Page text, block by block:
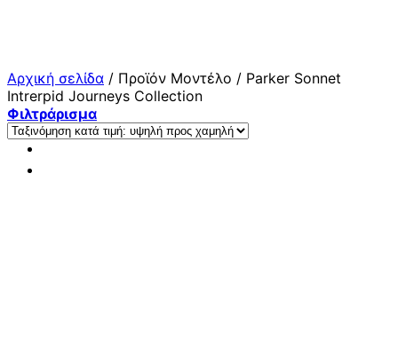
Αρχική σελίδα / Προϊόν Μοντέλο / Parker Sonnet
Intrerpid Journeys Collection
Φιλτράρισμα